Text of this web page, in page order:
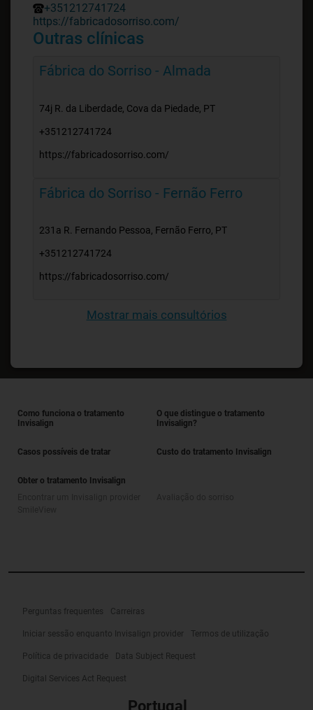
+351212741724
https://fabricadosorriso.com/
Outras clínicas
Fábrica do Sorriso - Almada
74j R. da Liberdade, Cova da Piedade, PT
+351212741724
https://fabricadosorriso.com/
Fábrica do Sorriso - Fernão Ferro
231a R. Fernando Pessoa, Fernão Ferro, PT
+351212741724
https://fabricadosorriso.com/
Mostrar mais consultórios
Como funciona o tratamento
Invisalign
O que distingue o tratamento
Invisalign?
Casos possíveis de tratar Custo do tratamento Invisalign
Obter o tratamento Invisalign
Perguntas frequentes Carreiras
Iniciar sessão enquanto Invisalign provider Termos de utilização
Política de privacidade Data Subject Request
Digital Services Act Request
Portugal